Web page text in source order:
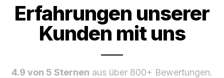
Erfahrungen unserer
Kunden mit uns
4.9 von 5 Sternen aus über 800+ Bewertungen.